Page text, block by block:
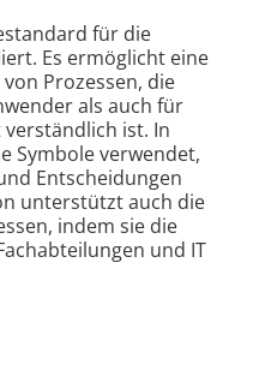
für die
Es ermöglicht eine
Prozessen, die
als auch für
ist. In
Symbole verwendet,
Entscheidungen
unterstützt auch die
indem sie die
und IT